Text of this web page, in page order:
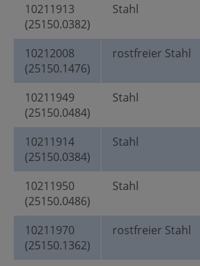
10211913
(25150.0382)
Stahl
10212008
(25150.1476)
rostfreier Stahl
10211949
(25150.0484)
Stahl
10211914
(25150.0384)
Stahl
10211950
(25150.0486)
Stahl
10211970
(25150.1362)
rostfreier Stahl